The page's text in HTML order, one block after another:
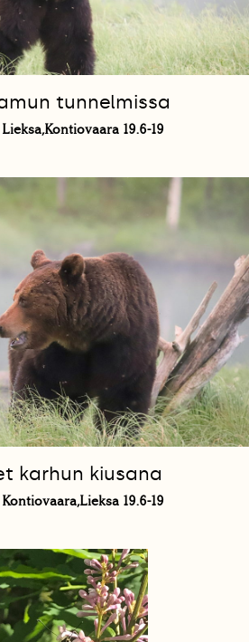
tunnelmissa
19.6-19
karhun kiusana
19.6-19